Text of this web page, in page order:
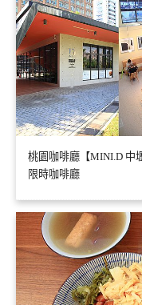
桃園咖啡廳【MINI.D 中
限時咖啡廳